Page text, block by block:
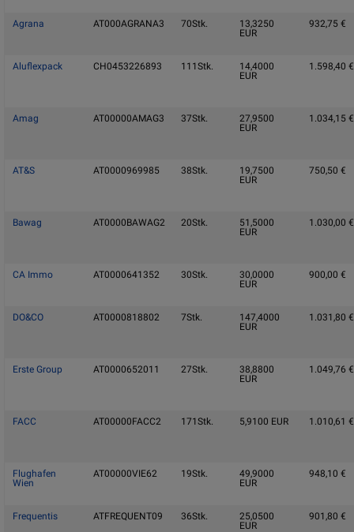
Agrana AT000AGRANA3 70Stk.
13,3250
EUR
932,75 €
Aluflexpack CH0453226893 111Stk.
14,4000
EUR
1.598,40 €
Amag AT00000AMAG3 37Stk.
27,9500
EUR
1.034,15 €
AT&S AT0000969985 38Stk.
19,7500
EUR
750,50 €
Bawag AT0000BAWAG2 20Stk.
51,5000
EUR
1.030,00 €
CA Immo AT0000641352 30Stk.
30,0000
EUR
900,00 €
DO&CO AT0000818802 7Stk.
147,4000
EUR
1.031,80 €
Erste Group AT0000652011 27Stk.
38,8800
EUR
1.049,76 €
FACC AT00000FACC2 171Stk. 5,9100 EUR 1.010,61 €
Flughafen
Wien
AT00000VIE62 19Stk.
49,9000
EUR
948,10 €
Frequentis ATFREQUENT09 36Stk.
25,0500
EUR
901,80 €